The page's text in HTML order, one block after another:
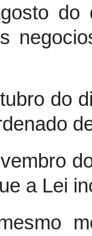
do
do
a Lei